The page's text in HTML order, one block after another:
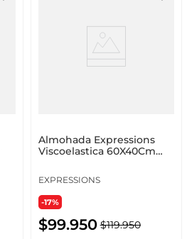
Almohada Expressions
Viscoelastica 60X40Cm
EXPRESSIONS
-17%
$99.950 $119.950